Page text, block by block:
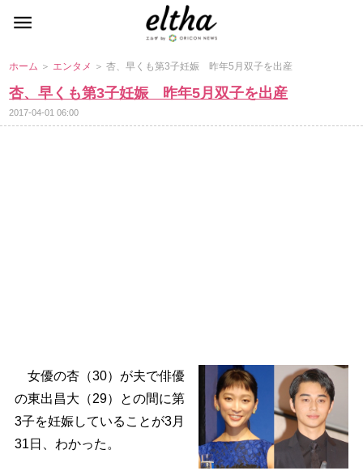
ホーム ＞ エンタメ ＞ 杏、早くも第3子妊娠 昨年5月双子を出産
杏、早くも第3子妊娠 昨年5月双子を出産
2017-04-01 06:00
女優の杏（30）が夫で俳優
の東出昌大（29）との間に第
3子を妊娠していることが3月
31日、わかった。